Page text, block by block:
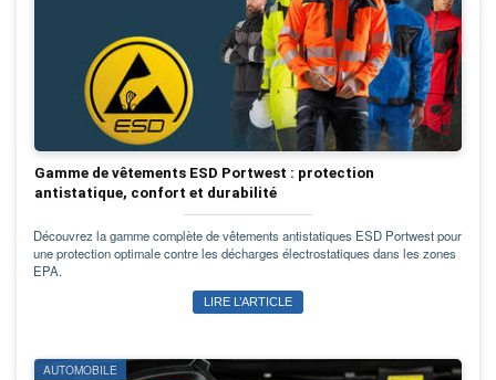
Gamme de vêtements ESD Portwest : protection
antistatique, confort et durabilité
Découvrez la gamme complète de vêtements antistatiques ESD Portwest pour
une protection optimale contre les décharges électrostatiques dans les zones
EPA.
LIRE L’ARTICLE
AUTOMOBILE